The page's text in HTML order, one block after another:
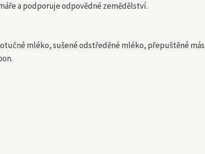
a podporuje odpovědné zemědělství.
mléko, sušené odstředěné mléko, přepuštěné